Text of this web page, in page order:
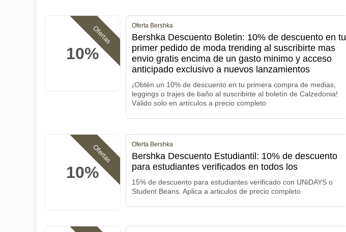
10%
Ofertas Oferta Bershka
Bershka Descuento Boletin: 10% de descuento en tu
primer pedido de moda trending al suscribirte mas
envio gratis encima de un gasto minimo y acceso
anticipado exclusivo a nuevos lanzamientos
¡Obtén un 10% de descuento en tu primera compra de medias,
leggings o trajes de baño al suscribirte al boletín de Calzedonia!
Válido solo en artículos a precio completo
10%
Ofertas Oferta Bershka
Bershka Descuento Estudiantil: 10% de descuento
para estudiantes verificados en todos los
15% de descuento para estudiantes verificado con UNiDAYS o
Student Beans. Aplica a articulos de precio completo